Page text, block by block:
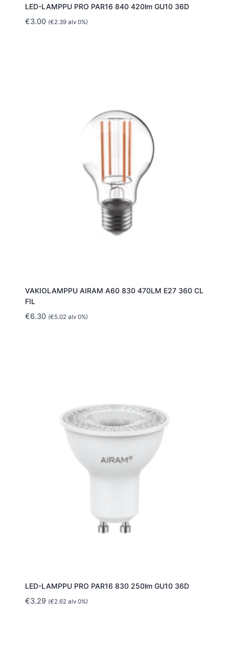
LED-LAMPPU PRO PAR16 840 420lm GU10 36D
€3.00 (€2.39alv 0%)
VAKIOLAMPPU AIRAM A60 830 470LM E27 360 CL
FIL
€6.30 (€5.02alv 0%)
LED-LAMPPU PRO PAR16 830 250lm GU10 36D
€3.29 (€2.62alv 0%)